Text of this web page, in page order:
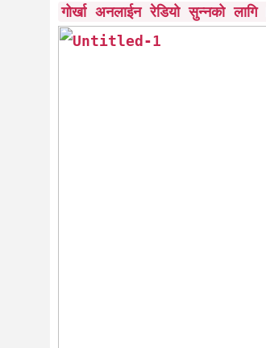
गोर्खा अनलाईन रेडियो सुन्नको लागि